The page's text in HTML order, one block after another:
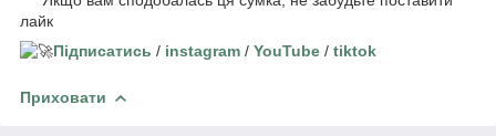
лайк
Підписатись / instagram / YouTube / tiktok
Приховати